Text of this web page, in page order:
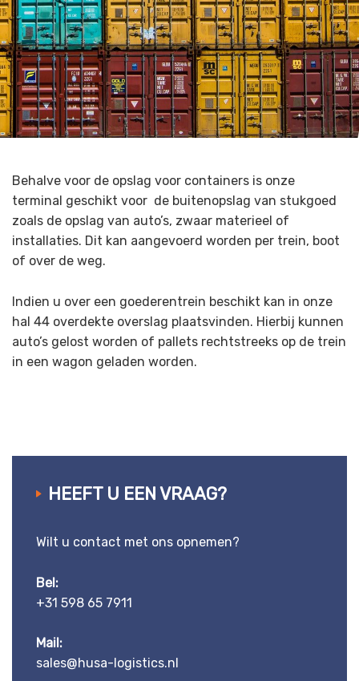
Behalve voor de opslag voor containers is onze
terminal geschikt voor de buitenopslag van stukgoed
zoals de opslag van auto’s, zwaar materieel of
installaties. Dit kan aangevoerd worden per trein, boot
of over de weg.
Indien u over een goederentrein beschikt kan in onze
hal 44 overdekte overslag plaatsvinden. Hierbij kunnen
auto’s gelost worden of pallets rechtstreeks op de trein
in een wagon geladen worden.
HEEFT U EEN VRAAG?
Wilt u contact met ons opnemen?
Bel:
+31 598 65 7911
Mail:
sales@husa-logistics.nl